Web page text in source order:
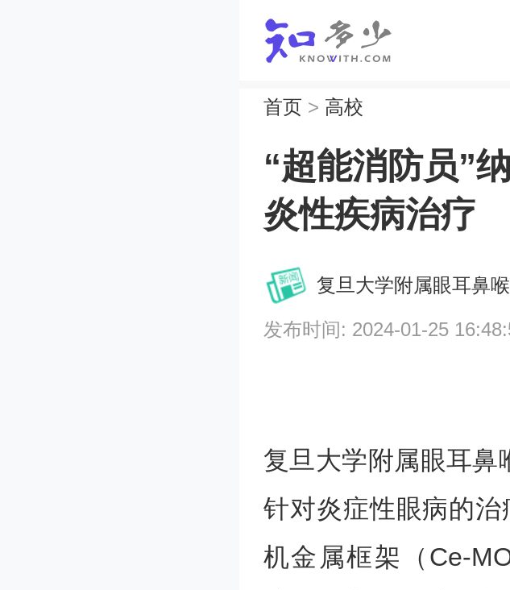
首页 > 高校
“超能消防员”
炎性疾病治疗
复旦大学附属眼耳鼻
发布时间: 2024-01-25
复旦大学附属眼耳鼻
针对炎症性眼病的
机金属框架（Ce-